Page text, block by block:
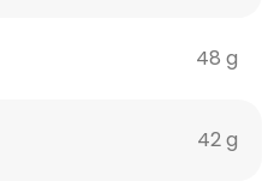
48 g
42 g